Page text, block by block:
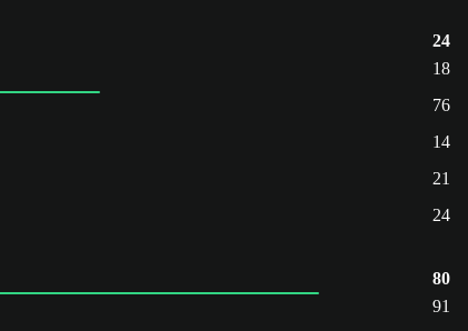
24
18
76
14
21
24
80
91